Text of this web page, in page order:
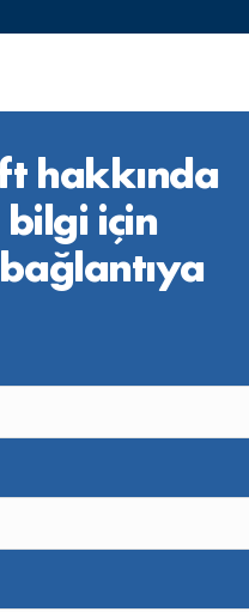
hakkında
bilgi için